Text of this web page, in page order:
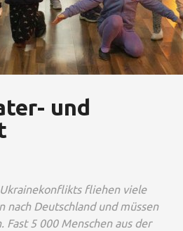
und
fliehen viele
nach Deutschland und müssen
5 000 Menschen aus der